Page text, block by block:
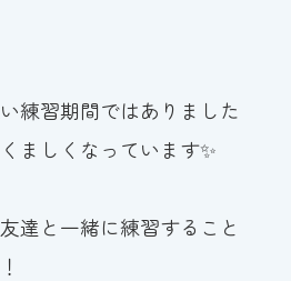
練習期間ではありました
ましくなっています✨
達と一緒に練習すること